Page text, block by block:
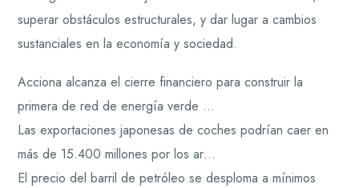
superar obstáculos estructurales, y dar lugar a cambios
sustanciales en la economía y sociedad.
Acciona alcanza el cierre financiero para construir la
primera de red de energía verde …
Las exportaciones japonesas de coches podrían caer en
más de 15.400 millones por los ar…
El precio del barril de petróleo se desploma a mínimos